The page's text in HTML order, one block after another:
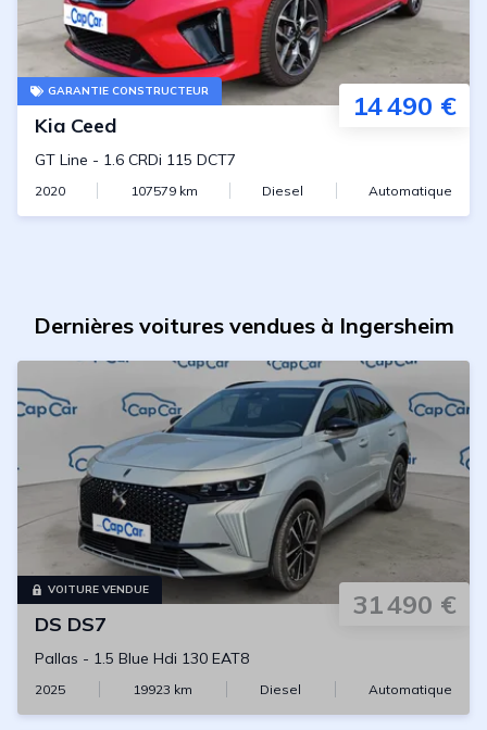
GARANTIE CONSTRUCTEUR 14 490 €
Kia Ceed
GT Line - 1.6 CRDi 115 DCT7
2020 107579km Diesel Automatique
Dernières voitures vendues à Ingersheim
VOITURE VENDUE 31 490 €
DS DS7
Pallas - 1.5 Blue Hdi 130 EAT8
2025 19923 km Diesel Automatique